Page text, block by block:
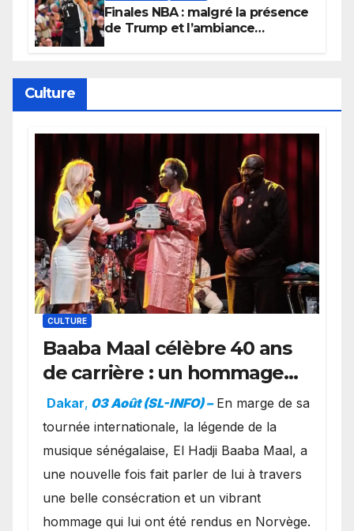
Finales NBA : malgré la présence
de Trump et l’ambiance
Culture
CULTURE
Baaba Maal célèbre 40 ans
de carrière : un hommage
exceptionnel à Oslo en
présence de la famille
royale.
Dakar, 03 Août (SL-INFO) – ​En marge de sa
tournée internationale, la légende de la
musique sénégalaise, El Hadji Baaba Maal, a
une nouvelle fois fait parler de lui à travers
une belle consécration et un vibrant
hommage qui lui ont été rendus en Norvège.